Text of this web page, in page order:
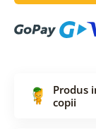
Produs
copii